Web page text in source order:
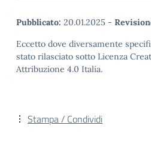
Pubblicato: 20.01.2025 -
Eccetto dove diversamente
stato rilasciato sotto Licenza
Attribuzione 4.0 Italia.
Stampa / Condividi